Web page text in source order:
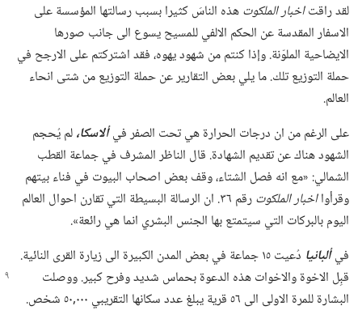
لقد راقتاخبار الملكوتهذه الناسَ كثيرا بسبب رسالتها المؤسسة على
الاسفار المقدسة عن الحكم الالفي للمسيح يسوع الى جانب صورها
الايضاحية الملوّنة.‏ وإذا كنتم من شهود يهوه،‏ فقد اشتركتم على الارجح في
حملة التوزيع تلك.‏ ما يلي بعض التقارير عن حملة التوزيع من شتى انحاء
العالم.‏
على الرغم من ان درجات الحرارة هي تحت الصفر فيألاسكا،‏لم يُحجم
الشهود هناك عن تقديم الشهادة.‏ قال الناظر المشرف في جماعة القطب
الشمالي:‏ «مع انه فصل الشتاء،‏ وقف بعض اصحاب البيوت في فناء بيتهم
وقرأوااخبار الملكوت
رقم ٣٦.‏ ان الرسالة البسيطة التي تقارن احوال العالم
اليوم بالبركات التي سيتمتع بها الجنس البشري انما هي رائعة».‏
فيألبانيا
دُعيت ١٥ جماعة في بعض المدن الكبيرة الى زيارة القرى النائية.‏
قبِل الاخوة والاخوات هذه الدعوة بحماس شديد وفرحكبير.‏ ووصلت
البشارة للمرة الاولى الى ٥٦ قرية يبلغ عدد سكانها التقريبي ٠٠٠‏,٥٠ شخص.‏